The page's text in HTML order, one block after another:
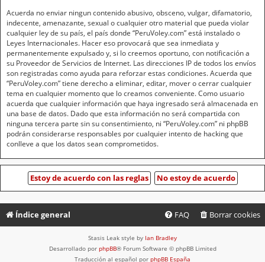
Acuerda no enviar ningun contenido abusivo, obsceno, vulgar, difamatorio,
indecente, amenazante, sexual o cualquier otro material que pueda violar
cualquier ley de su país, el país donde “PeruVoley.com” está instalado o
Leyes Internacionales. Hacer eso provocará que sea inmediata y
permanentemente expulsado y, si lo creemos oportuno, con notificación a
su Proveedor de Servicios de Internet. Las direcciones IP de todos los envíos
son registradas como ayuda para reforzar estas condiciones. Acuerda que
“PeruVoley.com” tiene derecho a eliminar, editar, mover o cerrar cualquier
tema en cualquier momento que lo creamos conveniente. Como usuario
acuerda que cualquier información que haya ingresado será almacenada en
una base de datos. Dado que esta información no será compartida con
ninguna tercera parte sin su consentimiento, ni “PeruVoley.com” ni phpBB
podrán considerarse responsables por cualquier intento de hacking que
conlleve a que los datos sean comprometidos.
Índice general Borrar cookies
FAQ
Stasis Leak style by Ian Bradley
Desarrollado por phpBB® Forum Software © phpBB Limited
Traducción al español por phpBB España